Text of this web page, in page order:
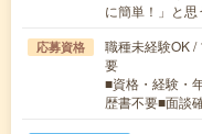
に簡単！」と
応募資格
職種未経験OK /
要
■資格・経験・
歴書不要■面談